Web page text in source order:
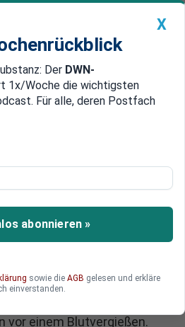
Geldanlage Premium
Magazin China
Polizei geht mit
gegen
unter Einsatz von
kommen hunderte
Ferieninsel. Die
vor einem Blutvergießen.
X
Der DWN-
1x/Woche die wichtigsten
Für alle, deren Postfach
abonnieren »
sowie die AGB gelesen und erkläre
einverstanden.